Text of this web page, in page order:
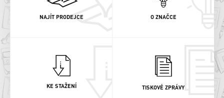
NAJÍT PRODEJCE O ZNAČCE
KE STAŽENÍ TISKOVÉ ZPRÁVY